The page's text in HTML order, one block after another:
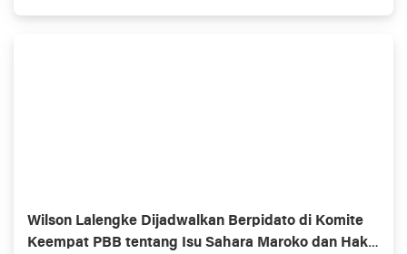
Wilson Lalengke Dijadwalkan Berpidato di Komite
Keempat PBB tentang Isu Sahara Maroko dan Hak